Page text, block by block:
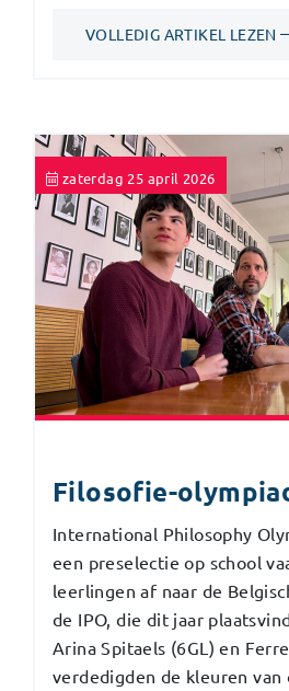
VOLLEDIG ARTIKEL LEZEN
zaterdag 25 april 2026
Filosofie-
International Philosophy
een preselectie op school
leerlingen af naar de
de IPO, die dit jaar
Arina Spitaels (6GL) en
verdedigden de kleuren van